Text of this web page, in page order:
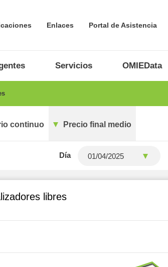
Enlaces Portal de Asistencia
Servicios OMIEData
continuo Precio final medio
Día
libres